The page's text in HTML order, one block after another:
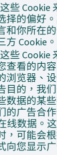
些 Cookie
择的偏好
和你所在
Cookie。
些 Cookie
查看的内
浏览器、
目的，我
数据的某
的广告合
线数据。
，可能会
向您显示广